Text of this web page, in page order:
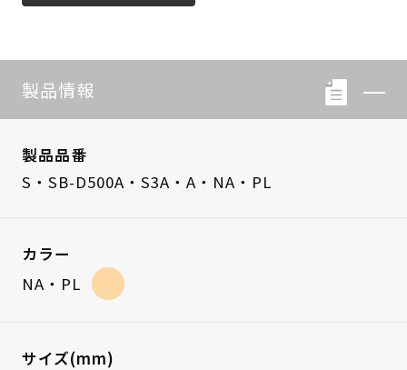
製品情報
製品品番
S・SB-D500A・S3A・A・NA・PL
カラー
NA・PL
サイズ(mm)